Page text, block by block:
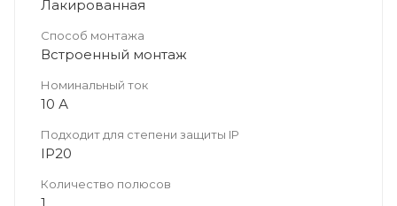
Лакированная
Способ монтажа
Встроенный монтаж
Номинальный ток
10 А
Подходит для степени защиты IP
IP20
Количество полюсов
1